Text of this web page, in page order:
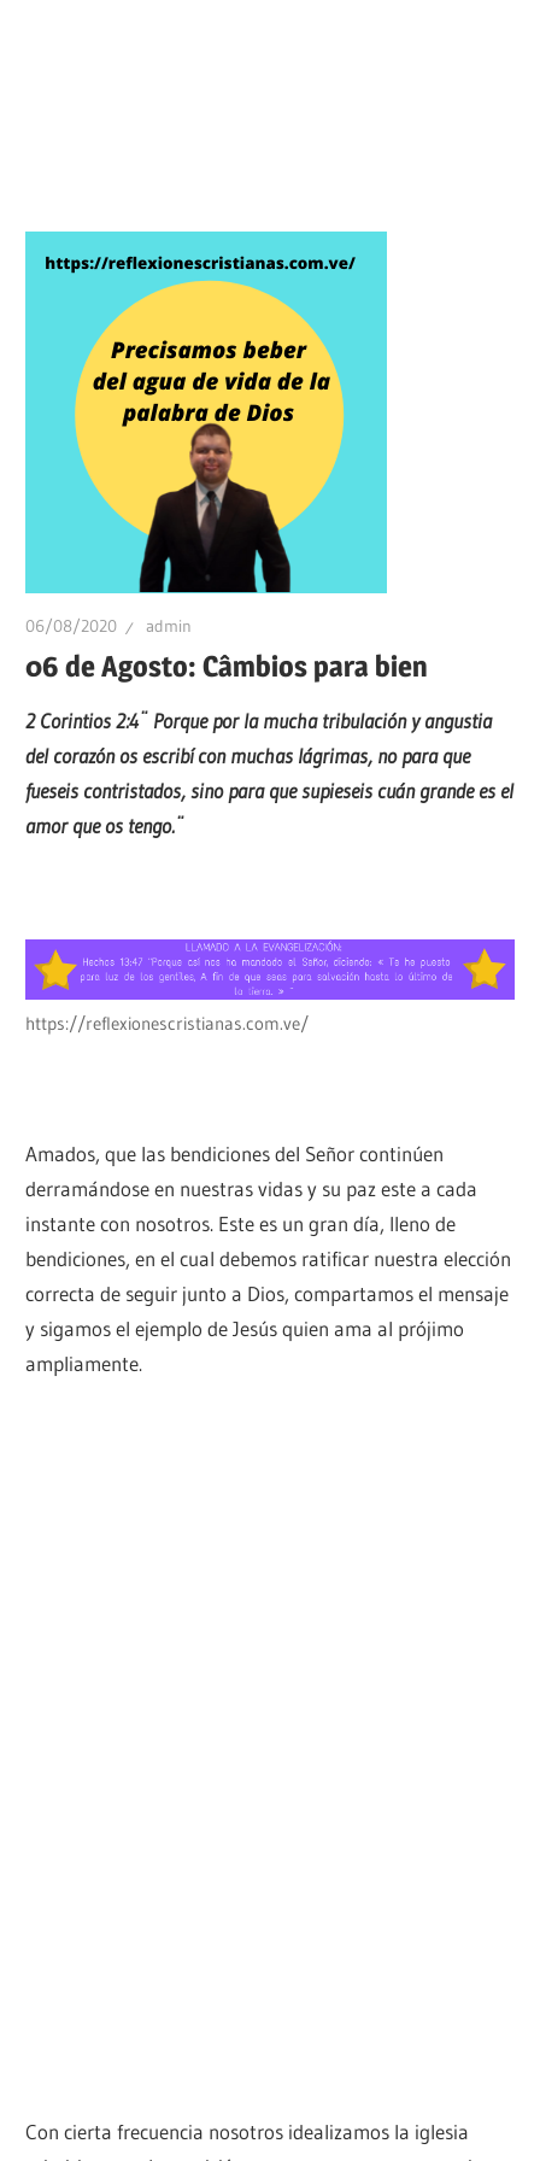
06/08/2020 admin
06 de Agosto: Câmbios para bien
2 Corintios 2:4¨ Porque por la mucha tribulación y angustia
del corazón os escribí con muchas lágrimas, no para que
fueseis contristados, sino para que supieseis cuán grande es el
amor que os tengo.¨
https://reflexionescristianas.com.ve/
Amados, que las bendiciones del Señor continúen
derramándose en nuestras vidas y su paz este a cada
instante con nosotros. Este es un gran día, lleno de
bendiciones, en el cual debemos ratificar nuestra elección
correcta de seguir junto a Dios, compartamos el mensaje
y sigamos el ejemplo de Jesús quien ama al prójimo
ampliamente.
Con cierta frecuencia nosotros idealizamos la iglesia